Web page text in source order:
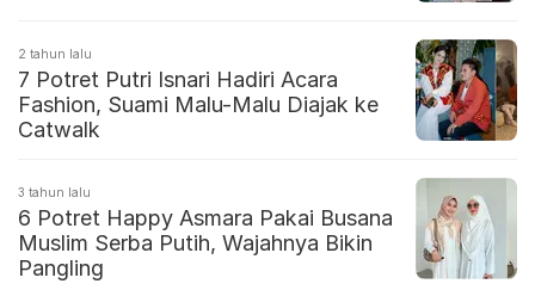
2 tahun lalu
7 Potret Putri Isnari Hadiri Acara
Fashion, Suami Malu-Malu Diajak ke
Catwalk
3 tahun lalu
6 Potret Happy Asmara Pakai Busana
Muslim Serba Putih, Wajahnya Bikin
Pangling